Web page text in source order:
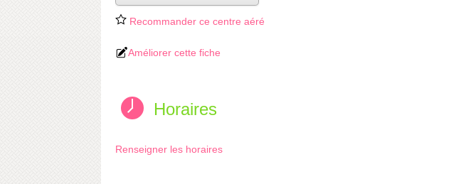
Recommander ce centre aéré
Améliorer cette fiche
Horaires
Renseigner les horaires